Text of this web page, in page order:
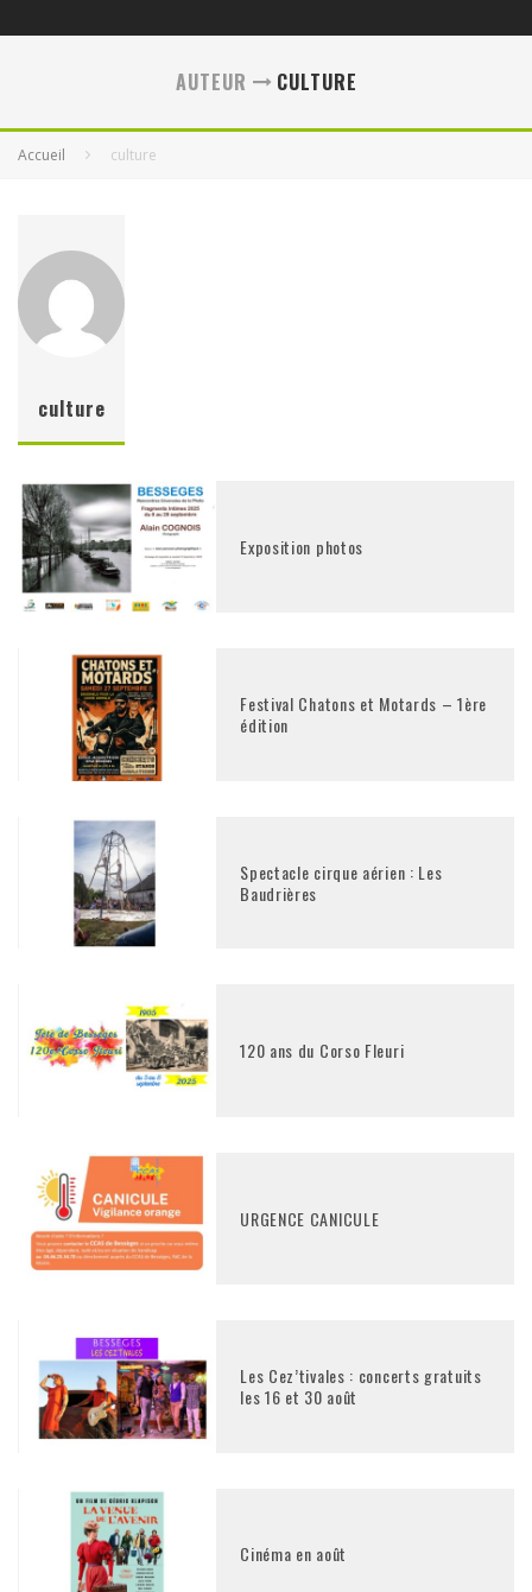
AUTEUR CULTURE
Accueil culture
culture
Exposition photos
Festival Chatons et Motards – 1ère
édition
Spectacle cirque aérien : Les
Baudrières
120 ans du Corso Fleuri
URGENCE CANICULE
Les Cez’tivales : concerts gratuits
les 16 et 30 août
Cinéma en août